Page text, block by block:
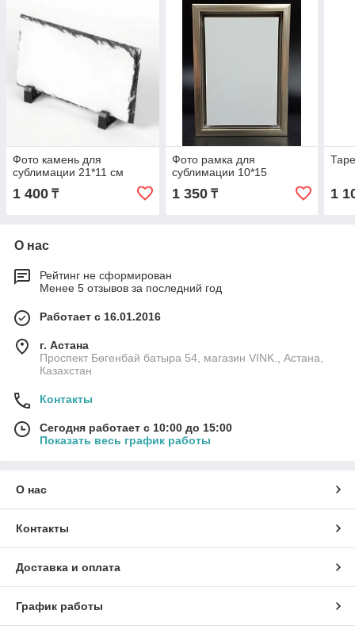
Фото камень для
сублимации 21*11 см
1 400 ₸
Фото рамка для
сублимации 10*15
1 350₸ 1
О нас
Рейтинг не сформирован
Менее 5 отзывов за последний год
Работает с 16.01.2016
г. Астана
Проспект Бөгенбай батыра 54, магазин VINK., Астана,
Казахстан
Контакты
Сегодня работает с 10:00 до 15:00
Показать весь график работы
О нас
Контакты
Доставка и оплата
График работы